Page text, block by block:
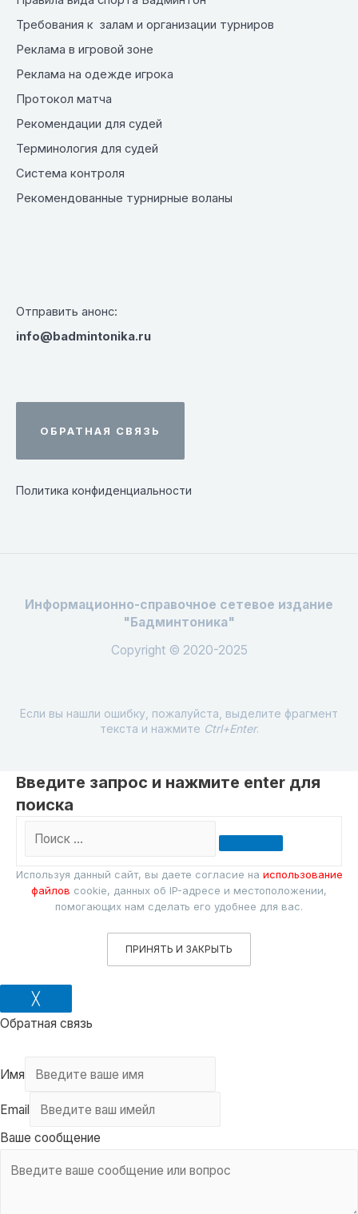
Требования к залам и организации турниров
Реклама в игровой зоне
Реклама на одежде игрока
Протокол матча
Рекомендации для судей
Терминология для судей
Система контроля
Рекомендованные турнирные воланы
Отправить анонс:
info@badmintonika.ru
ОБРАТНАЯ СВЯЗЬ
Политика конфиденциальности
Информационно-справочное сетевое издание
"Бадминтоника"
Copyright © 2020-2025
Если вы нашли ошибку, пожалуйста, выделите фрагмент
текста и нажмите Ctrl+Enter.
Введите запрос и нажмите enter для
поиска
Поиск
Используя данный сайт, вы даете согласие на использование
файлов cookie, данных об IP-адресе и местоположении,
помогающих нам сделать его удобнее для вас.
ПРИНЯТЬ И ЗАКРЫТЬ
╳
Обратная связь
Имя
Email
Ваше сообщение